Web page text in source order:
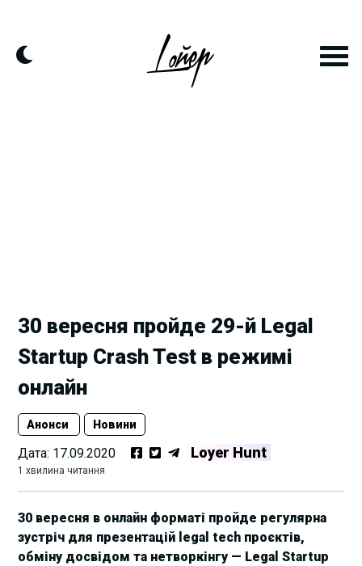
content
30 вересня пройде 29-й Legal
Startup Crash Test в режимі
онлайн
Анонси Новини
Дата: 17.09.2020 Loyer Hunt
1 хвилина читання
30 вересня в онлайн форматі пройде регулярна
зустріч для презентацій legal tech проєктів,
обміну досвідом та нетворкінгу — Legal Startup